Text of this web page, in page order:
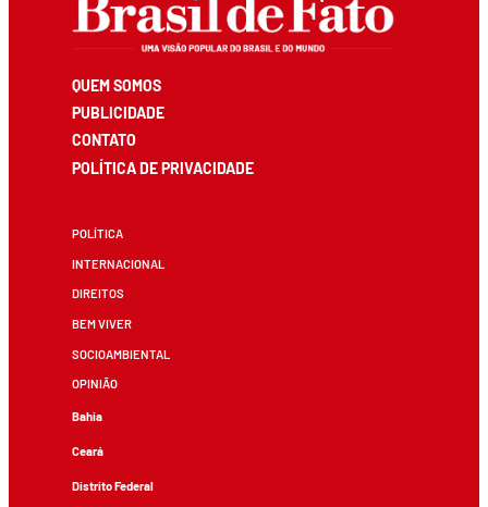
QUEM SOMOS
PUBLICIDADE
CONTATO
POLÍTICA DE PRIVACIDADE
POLÍTICA
INTERNACIONAL
DIREITOS
BEM VIVER
SOCIOAMBIENTAL
OPINIÃO
Bahia
Ceará
Distrito Federal